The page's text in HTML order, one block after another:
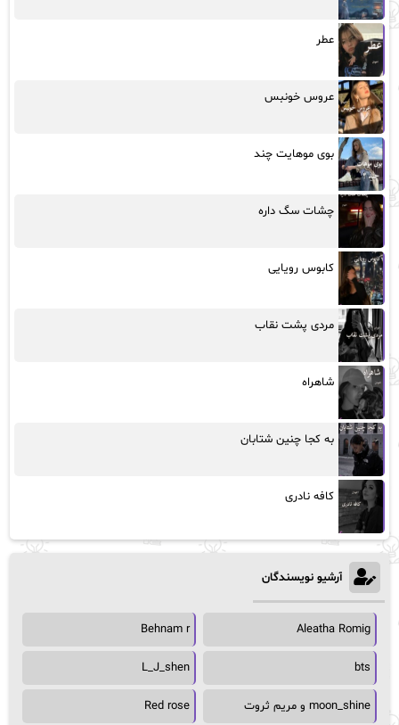
عطر
عروس خونبس
بوی موهایت چند
چشات سگ داره
کابوس رویایی
مردی پشت نقاب
شاهراه
به کجا چنین شتابان
کافه نادری
آرشیو نویسندگان
Aleatha Romig
Behnam r
bts
L_J_shen
moon_shine و مریم ثروت Red rose